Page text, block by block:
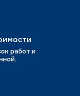
работ и